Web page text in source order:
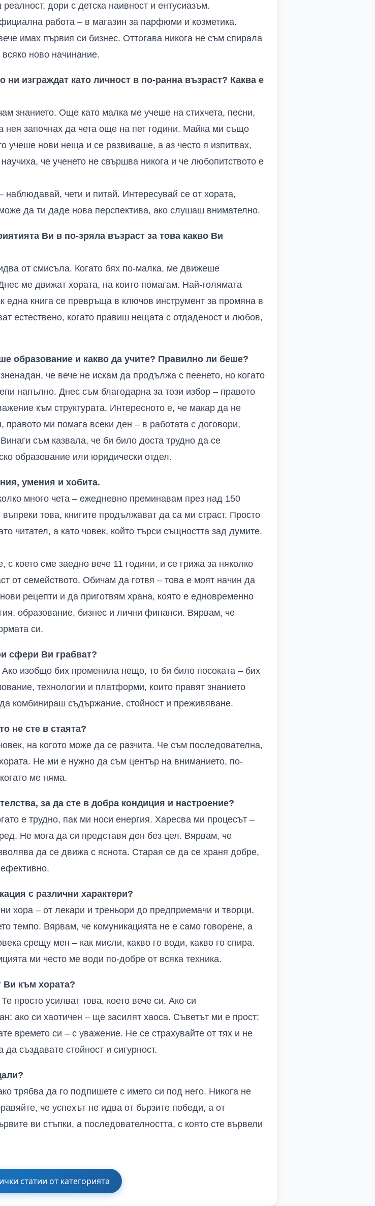
дори с детска наивност и ентусиазъм.
работа – в магазин за парфюми и козметика.
имах първия си бизнес. Оттогава никога не съм спирала
ново начинание.
изграждат като личност в по-ранна възраст? Каква е
знанието. Още като малка ме учеше на стихчета, песни,
нея започнах да чета още на пет години. Майка ми също
учеше нови неща и се развиваше, а аз често я изпитвах,
че ученето не свършва никога и че любопитството е
наблюдавай, чети и питай. Интересувай се от хората,
да ти даде нова перспектива, ако слушаш внимателно.
Ви в по-зряла възраст за това какво Ви
от смисъла. Когато бях по-малка, ме движеше
ме движат хората, на които помагам. Най-голямата
една книга се превръща в ключов инструмент за промяна в
естествено, когато правиш нещата с отдаденост и любов,
образование и какво да учите? Правилно ли беше?
че вече не искам да продължа с пеенето, но когато
напълно. Днес съм благодарна за този избор – правото
към структурата. Интересното е, че макар да не
правото ми помага всеки ден – в работата с договори,
съм казвала, че би било доста трудно да се
образование или юридически отдел.
умения и хобита.
много чета – ежедневно преминавам през над 150
това, книгите продължават да са ми страст. Просто
читател, а като човек, който търси същността зад думите.
което сме заедно вече 11 години, и се грижа за няколко
от семейството. Обичам да готвя – това е моят начин да
рецепти и да приготвям храна, която е едновременно
образование, бизнес и лични финанси. Вярвам, че
си.
сфери Ви грабват?
изобщо бих променила нещо, то би било посоката – бих
технологии и платформи, които правят знанието
комбинираш съдържание, стойност и преживяване.
не сте в стаята?
на когото може да се разчита. Че съм последователна,
Не ми е нужно да съм център на вниманието, по-
ме няма.
за да сте в добра кондиция и настроение?
е трудно, пак ми носи енергия. Харесва ми процесът –
Не мога да си представя ден без цел. Вярвам, че
да се движа с яснота. Старая се да се храня добре,
с различни характери?
хора – от лекари и треньори до предприемачи и творци.
темпо. Вярвам, че комуникацията не е само говорене, а
срещу мен – как мисли, какво го води, какво го спира.
ми често ме води по-добре от всяка техника.
Ви към хората?
просто усилват това, което вече си. Ако си
ако си хаотичен – ще засилят хаоса. Съветът ми е прост:
времето си – с уважение. Не се страхувайте от тях и не
създавате стойност и сигурност.
трябва да го подпишете с името си под него. Никога не
че успехът не идва от бързите победи, а от
ви стъпки, а последователността, с която сте вървели
статии от категорията